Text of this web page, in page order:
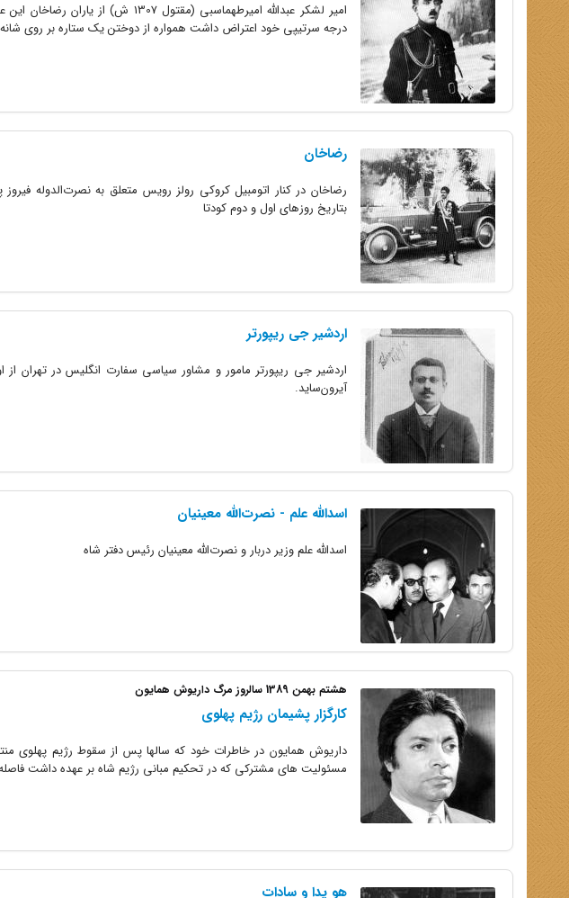
امیر لشکر عبدالله امیرطهماسبی
درجه سرتیپی خود اعتراض داشت همواره از دوختن یک ستاره بر روی
رضاخان
رضاخان در کنار اتومبیل کروکی رولز رویس متعلق به نصرت‌الدوله
بتاریخ روزهای اول و دوم کودتا
اردشیر جی ریپورتر
اردشیر جی ریپورتر مامور و مشاور سیاسی سفارت انگلیس در تهران از
آیرون‌ساید.
اسدالله علم - نصرت‌الله معینیان
اسدالله علم وزیر دربار و نصرت‌الله معینیان رئیس دفتر شاه
هشتم بهمن 1389 سالروز مرگ داریوش همایون
کارگزار پشیمان رژیم پهلوی
داریوش همایون در خاطرات خود که سالها پس از سقوط رژیم پهلوی
مسئولیت های مشترکی که در تحکیم مبانی رژیم شاه بر عهده داشت
هو یدا و سادات